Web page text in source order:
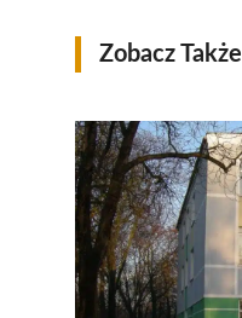
Zobacz Także